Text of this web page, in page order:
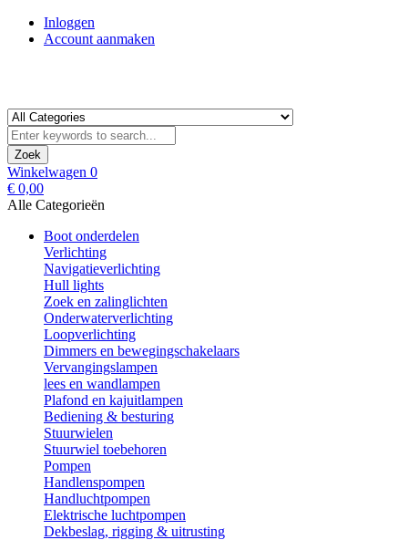
Inloggen
Account aanmaken
Zoek
Winkelwagen 0
€ 0,00
Alle Categorieën
Boot onderdelen
Verlichting
Navigatieverlichting
Hull lights
Zoek en zalinglichten
Onderwaterverlichting
Loopverlichting
Dimmers en bewegingschakelaars
Vervangingslampen
lees en wandlampen
Plafond en kajuitlampen
Bediening & besturing
Stuurwielen
Stuurwiel toebehoren
Pompen
Handlenspompen
Handluchtpompen
Elektrische luchtpompen
Dekbeslag, rigging & uitrusting